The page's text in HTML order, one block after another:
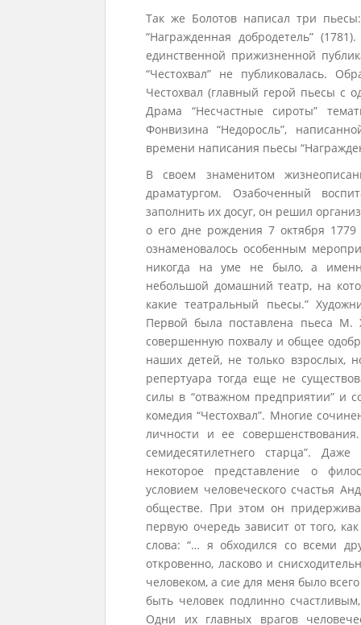
Так же Болотов написал три пьесы:
“Награжденная добродетель”
единственной прижизненной
“Честохвал” не публиковалась.
Честохвал (главный герой пьесы с
Драма “Несчастные сироты”
Фонвизина “Недоросль”,
времени написания пьесы
В своем знаменитом
драматургом. Озабоченный
заполнить их досуг, он решил
о его дне рождения 7 октября
ознаменовалось особенным
никогда на уме не было, а
небольшой домашний театр, на
какие театральный пьесы.”
Первой была поставлена пьеса М.
совершенную похвалу и общее
наших детей, не только взрослых,
репертуара тогда еще не
силы в “отважном предприятии” и
комедия “Честохвал”. Многие
личности и ее
семидесятилетнего старца”.
некоторое представление о
условием человеческого счастья
обществе. При этом он
первую очередь зависит от того,
слова: “… я обходился со всеми
откровенно, ласково и
человеком, а сие для меня было
быть человек подлинно
Одни их главных врагов